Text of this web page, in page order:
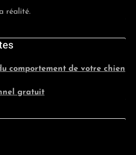
réalité.
comportement de votre chien
gratuit